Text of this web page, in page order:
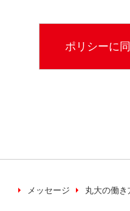
※お客様からのお問い
す。
メッセージ 丸大の働き